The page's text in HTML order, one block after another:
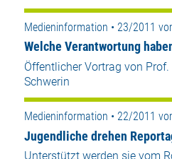
Medieninformation • 23/2011
Welche Verantwortung
Öffentlicher Vortrag von
Schwerin
Medieninformation • 22/2011
Jugendliche drehen
Unterstützt werden sie vom